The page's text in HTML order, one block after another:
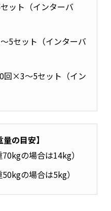
ット（インターバ
5セット（インターバ
回×3～5セット（イン
の目安】
の場合は14kg）
の場合は5kg）